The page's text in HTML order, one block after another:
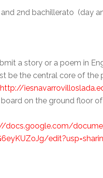
2nd bachillerato (day
a story or a poem in
be the central core of the
http://
on the ground floor
docs.google.com/